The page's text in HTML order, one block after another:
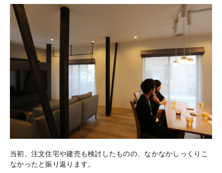
当初、注文住宅や建売も検討したものの、なかなかしっくりこ
なかったと振り返ります。